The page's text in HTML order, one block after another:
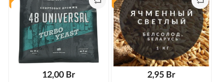
12,00 Br 2,95 Br